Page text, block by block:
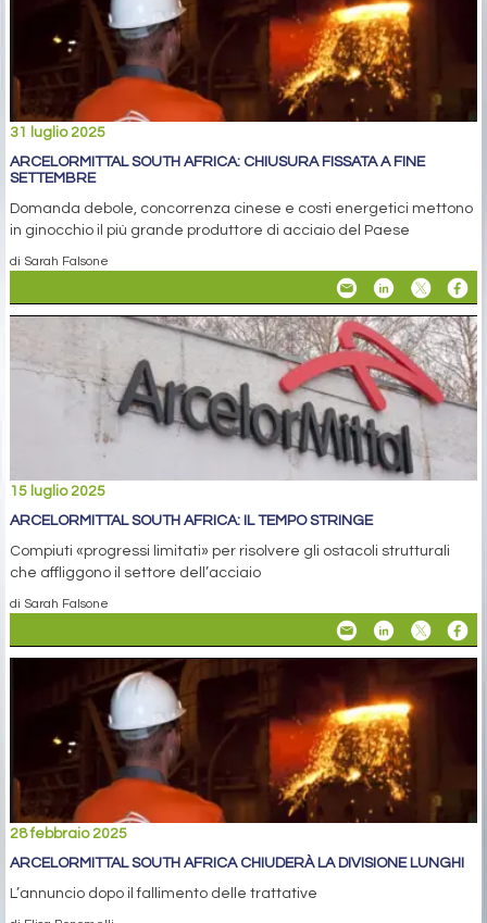
31 luglio 2025
ARCELORMITTAL SOUTH AFRICA: CHIUSURA FISSATA A FINE
SETTEMBRE
Domanda debole, concorrenza cinese e costi energetici mettono
in ginocchio il più grande produttore di acciaio del Paese
di Sarah Falsone
15 luglio 2025
ARCELORMITTAL SOUTH AFRICA: IL TEMPO STRINGE
Compiuti «progressi limitati» per risolvere gli ostacoli strutturali
che affliggono il settore dell’acciaio
di Sarah Falsone
28 febbraio 2025
ARCELORMITTAL SOUTH AFRICA CHIUDERÀ LA DIVISIONE LUNGHI
L’annuncio dopo il fallimento delle trattative